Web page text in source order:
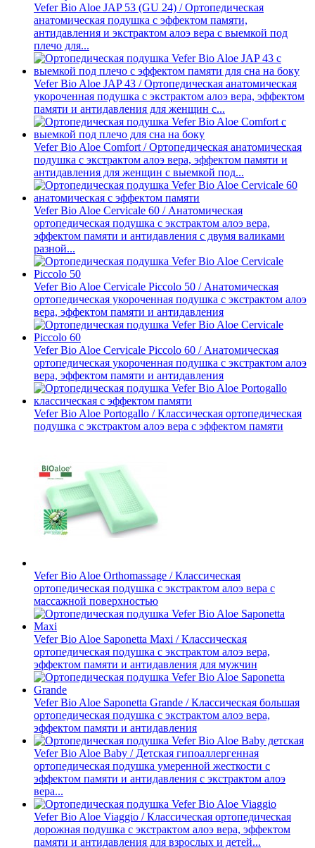
Vefer Bio Aloe JAP 53 (GU 24) / Ортопедическая
анатомическая подушка с эффектом памяти,
антидавления и экстрактом алоэ вера с выемкой под
плечо для...
Vefer Bio Aloe JAP 43 / Ортопедическая анатомическая
укороченная подушка с экстрактом алоэ вера, эффектом
памяти и антидавления для женщин с...
Vefer Bio Aloe Comfort / Ортопедическая анатомическая
подушка с экстрактом алоэ вера, эффектом памяти и
антидавления для женщин c выемкой под...
Vefer Bio Aloe Cervicale 60 / Анатомическая
ортопедическая подушка с экстрактом алоэ вера,
эффектом памяти и антидавления с двумя валиками
разной...
Vefer Bio Aloe Cervicale Piccolo 50 / Анатомическая
ортопедическая укороченная подушка с экстрактом алоэ
вера, эффектом памяти и антидавления
Vefer Bio Aloe Cervicale Piccolo 60 / Анатомическая
ортопедическая укороченная подушка с экстрактом алоэ
вера, эффектом памяти и антидавления
Vefer Bio Aloe Portogallo / Классическая ортопедическая
подушка с экстрактом алоэ вера с эффектом памяти
Vefer Bio Aloe Orthomassage / Классическая
ортопедическая подушка с экстрактом алоэ вера с
массажной поверхностью
Vefer Bio Aloe Saponetta Maxi / Классическая
ортопедическая подушка с экстрактом алоэ вера,
эффектом памяти и антидавления для мужчин
Vefer Bio Aloe Saponetta Grande / Классическая большая
ортопедическая подушка с экстрактом алоэ вера,
эффектом памяти и антидавления
Vefer Bio Aloe Baby / Детская гипоаллергенная
ортопедическая подушка умеренной жесткости с
эффектом памяти и антидавления с экстрактом алоэ
вера...
Vefer Bio Aloe Viaggio / Классическая ортопедическая
дорожная подушка с экстрактом алоэ вера, эффектом
памяти и антидавления для взрослых и детей...